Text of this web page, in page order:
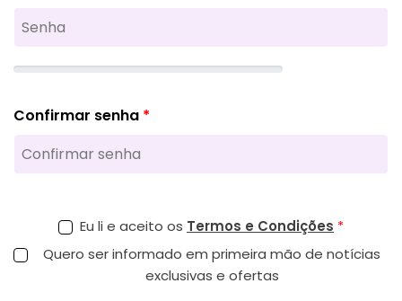
Confirmar senha
Eu li e aceito os Termos e Condições
Quero ser informado em primeira mão de notícias
exclusivas e ofertas